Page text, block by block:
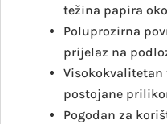
težina papira
Poluprozirna
prijelaz na
Visokokvalitetan
postojane
Pogodan za